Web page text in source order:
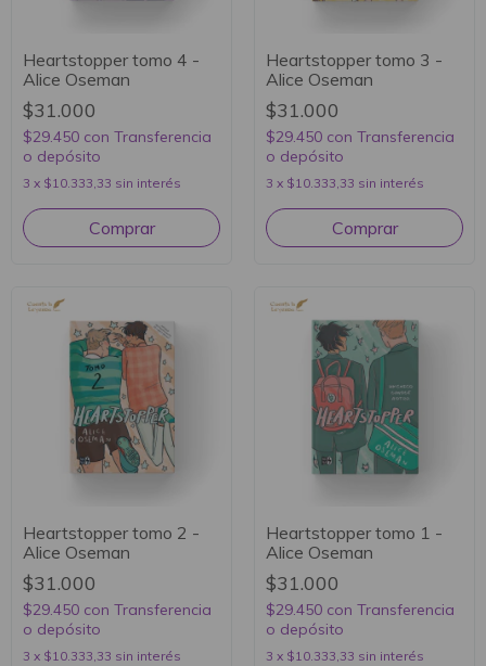
Heartstopper tomo 4 -
Alice Oseman
$31.000
$29.450 con Transferencia
o depósito
3 x $10.333,33 sin interés
Heartstopper tomo 3 -
Alice Oseman
$31.000
$29.450 con Transferencia
o depósito
3 x $10.333,33 sin interés
Heartstopper tomo 2 -
Alice Oseman
$31.000
$29.450 con Transferencia
o depósito
3 x $10.333,33 sin interés
Heartstopper tomo 1 -
Alice Oseman
$31.000
$29.450 con Transferencia
o depósito
3 x $10.333,33 sin interés